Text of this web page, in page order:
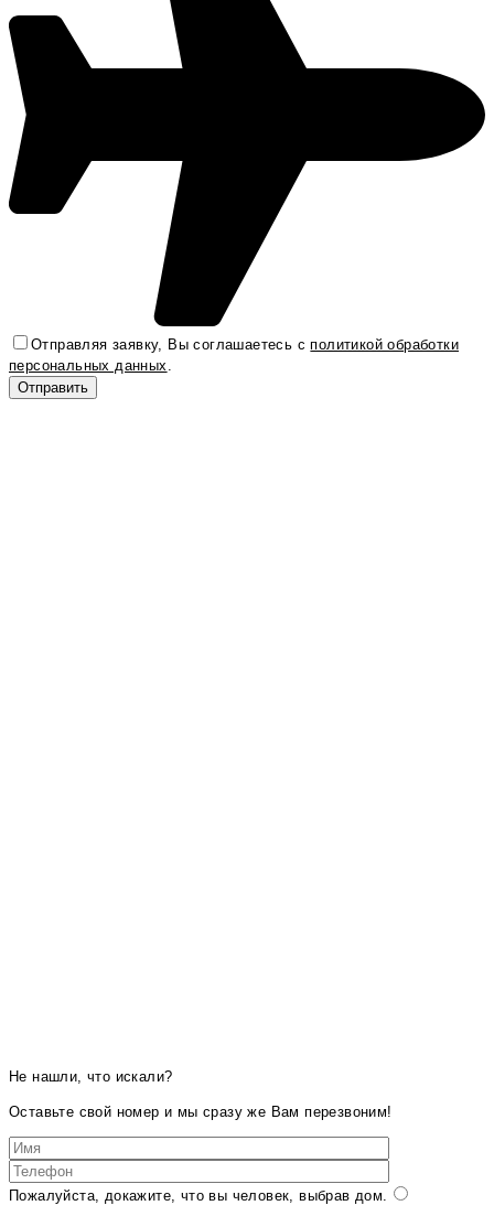
Отправляя заявку, Вы соглашаетесь сполитикой обработки
персональных данных.
Не нашли, что искали?
Оставьте свой номер и мы сразу же Вам перезвоним!
Пожалуйста, докажите, что вы человек, выбрав дом.